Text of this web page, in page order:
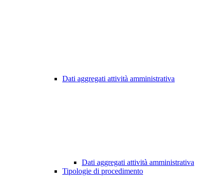
Dati aggregati attività amministrativa
Dati aggregati attività amministrativa
Tipologie di procedimento